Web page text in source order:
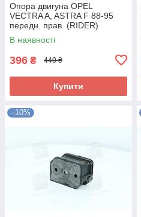
Опора двигуна OPEL
VECTRA A, ASTRA F 88-95
передн. прав. (RIDER)
RD.3438325348 UA58
В наявності
396 ₴ 440 ₴
Купити
–10%